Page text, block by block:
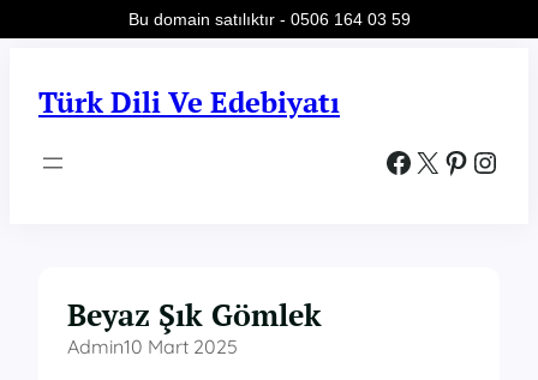
Türk Dili Ve Edebiyatı
Facebook X Pinterest Instagram
Beyaz Şık Gömlek
Admin10 Mart 2025
Bu domain satılıktır - 0506 164 03 59